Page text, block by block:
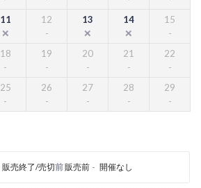
11 12 13 14 15
18 19 20 21 22
25 26 27 28 29
販売終了/売切前販売前 - 開催なし